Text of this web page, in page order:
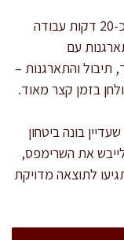
זמן ההכנה הכולל הוא כ-40 דקות, מתוכם כ-20 דקות עבודה
עם
תיבול והתארגנות –
בזמן קצר מאוד.
בונה ביטחון
את השרימפס,
לתוצאה מדויקת